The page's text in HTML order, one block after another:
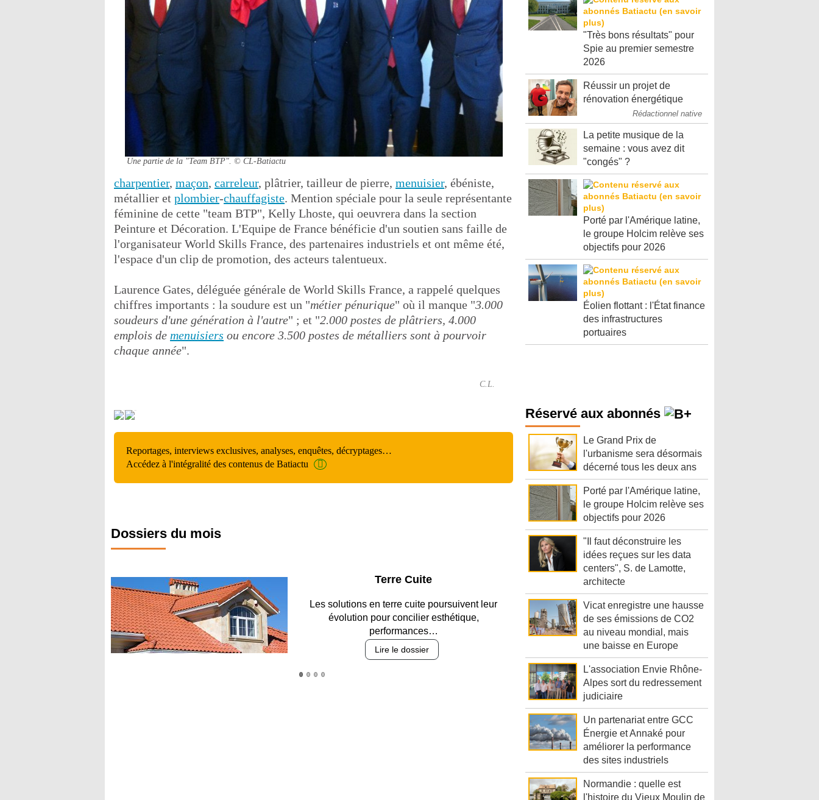
Une partie de la "Team BTP". © CL-Batiactu
charpentier, maçon, carreleur, plâtrier, tailleur de pierre, menuisier, ébéniste,
métallier et plombier-chauffagiste. Mention spéciale pour la seule représentante
féminine de cette "team BTP", Kelly Lhoste, qui oeuvrera dans la section
Peinture et Décoration. L'Equipe de France bénéficie d'un soutien sans faille de
l'organisateur World Skills France, des partenaires industriels et ont même été,
l'espace d'un clip de promotion, des acteurs talentueux.
Laurence Gates, déléguée générale de World Skills France, a rappelé quelques
chiffres importants : la soudure est un "métier pénurique" où il manque "3.000
soudeurs d'une génération à l'autre" ; et "2.000 postes de plâtriers, 4.000
emplois de menuisiers ou encore 3.500 postes de métalliers sont à pourvoir
chaque année".
C.L.
Reportages, interviews exclusives, analyses, enquêtes, décryptages…
Accédez à l'intégralité des contenus de Batiactu
Dossiers du mois
Parking et garages
Entre circulation, sécurisation des accès, durabilité
des revêtements et intégration…
Lire le dossier
"Très bons résultats" pour
Spie au premier semestre
2026
Réussir un projet de
rénovation énergétique
Rédactionnel native
La petite musique de la
semaine : vous avez dit
"congés" ?
Porté par l'Amérique latine,
le groupe Holcim relève ses
objectifs pour 2026
Éolien flottant : l'État finance
des infrastructures
portuaires
Réservé aux abonnés
Le Grand Prix de
l'urbanisme sera désormais
décerné tous les deux ans
Porté par l'Amérique latine,
le groupe Holcim relève ses
objectifs pour 2026
"Il faut déconstruire les
idées reçues sur les data
centers", S. de Lamotte,
architecte
Vicat enregistre une hausse
de ses émissions de CO2
au niveau mondial, mais
une baisse en Europe
L'association Envie Rhône-
Alpes sort du redressement
judiciaire
Un partenariat entre GCC
Énergie et Annaké pour
améliorer la performance
des sites industriels
Normandie : quelle est
l'histoire du Vieux Moulin de